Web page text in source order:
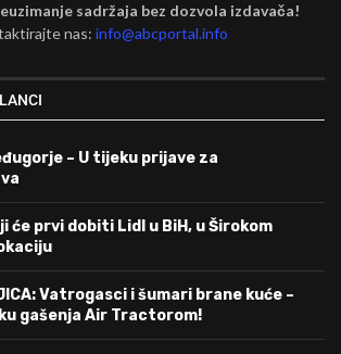
sadržaja bez dozvola izdavača!
nas:info@abcportal.info
– U tijeku prijave za
će prvi dobiti Lidl u BiH, u Širokom
Vatrogasci i šumari brane kuće –
gašenja Air Tractorom!